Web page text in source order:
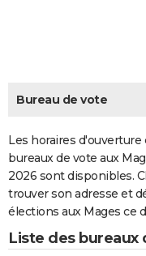
Carte de Noël
Carte Bonne année
Carte Saint-Valentin
Carte Pâques
Carte d'anniversaire
DICTIONNAIRE
Dictionnaire
Biographies
Citations
Expressions
Proverbes
PROGRAMME TV
COPAINS D'AVANT
S'inscrire
Se connecter
Lycées
Collèges
Primaires
Universités
Entreprises
Service militaire
Avis de recherche
AVIS DE DÉCÈS
Bureau de vote
Les horaires
bureaux de vote aux
2026 sont disponibles.
trouver son adresse et
élections aux Mages ce
Liste des bureaux